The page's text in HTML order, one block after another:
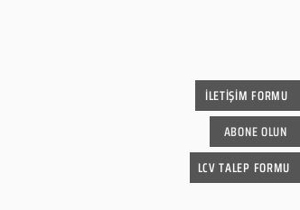
İLETİŞİM FORMU
ABONE OLUN
LCV TALEP FORMU